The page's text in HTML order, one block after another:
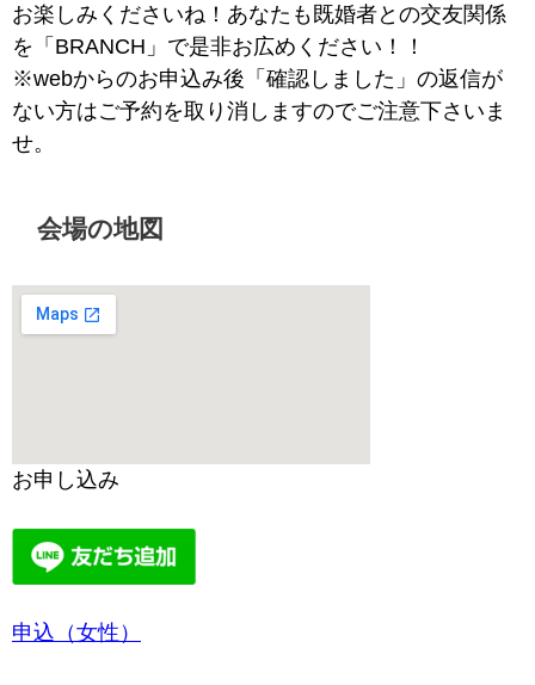
お楽しみくださいね！あなたも既婚者との交友関係
を「BRANCH」で是非お広めください！！
※webからのお申込み後「確認しました」の返信が
ない方はご予約を取り消しますのでご注意下さいま
せ。
会場の地図
お申し込み
申込（女性）